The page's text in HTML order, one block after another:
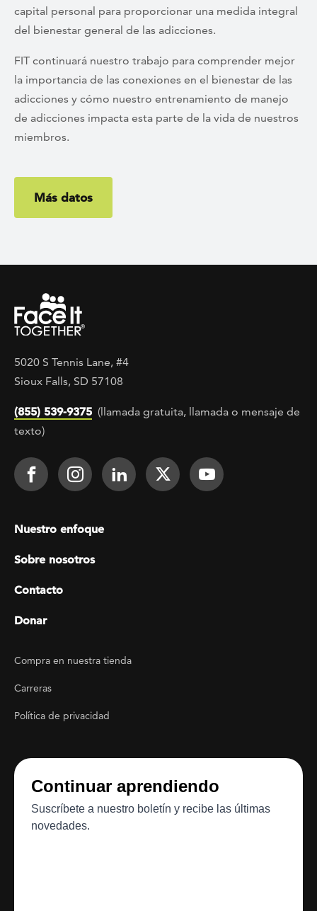
capital personal para proporcionar una medida integral
del bienestar general de las adicciones.
FIT continuará nuestro trabajo para comprender mejor
la importancia de las conexiones en el bienestar de las
adicciones y cómo nuestro entrenamiento de manejo
de adicciones impacta esta parte de la vida de nuestros
miembros.
Más datos
5020 S Tennis Lane, #4
Sioux Falls, SD 57108
(855) 539-9375 (llamada gratuita, llamada o mensaje de
texto)
Footer Social
Face It TOGETHER on Facebook
Face It TOGETHER on
Face It TOGETHER on
Face ItFace It
Footer menu
Nuestro enfoque
Sobre nosotros
Contacto
Donar
Footer Utility
Compra en nuestra tienda
Carreras
Política de privacidad